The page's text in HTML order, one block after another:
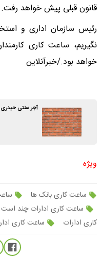
قانون قبلی پیش خواهد رفت.
رئیس سازمان اداری و
خواهد بود./خبرآنلاین
آجر سنتی حیدری 3 نسل در کنار
ویژه
ساعت کاری بانک ها
ساعت کاری ادارات چند است
کاری ادارات
ساعت کاری